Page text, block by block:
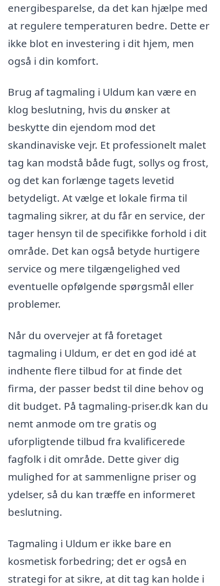
energibesparelse, da det kan hjælpe med
at regulere temperaturen bedre. Dette er
ikke blot en investering i dit hjem, men
også i din komfort.
Brug af tagmaling i Uldum kan være en
klog beslutning, hvis du ønsker at
beskytte din ejendom mod det
skandinaviske vejr. Et professionelt malet
tag kan modstå både fugt, sollys og frost,
og det kan forlænge tagets levetid
betydeligt. At vælge et lokale firma til
tagmaling sikrer, at du får en service, der
tager hensyn til de specifikke forhold i dit
område. Det kan også betyde hurtigere
service og mere tilgængelighed ved
eventuelle opfølgende spørgsmål eller
problemer.
Når du overvejer at få foretaget
tagmaling i Uldum, er det en god idé at
indhente flere tilbud for at finde det
firma, der passer bedst til dine behov og
dit budget. På tagmaling-priser.dk kan du
nemt anmode om tre gratis og
uforpligtende tilbud fra kvalificerede
fagfolk i dit område. Dette giver dig
mulighed for at sammenligne priser og
ydelser, så du kan træffe en informeret
beslutning.
Tagmaling i Uldum er ikke bare en
kosmetisk forbedring; det er også en
strategi for at sikre, at dit tag kan holde i